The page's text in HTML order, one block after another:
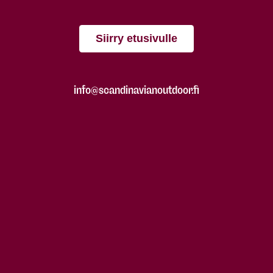
Siirry etusivulle
info@scandinavianoutdoor.fi